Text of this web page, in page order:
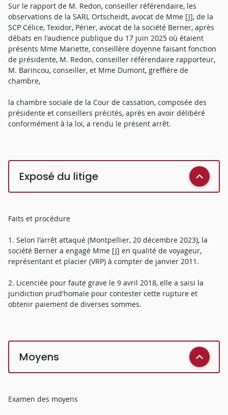
Sur le rapport de M. Redon, conseiller référendaire, les
observations de la SARL Ortscheidt, avocat de Mme [J], de la
SCP Célice, Texidor, Périer, avocat de la société Berner, après
débats en l'audience publique du 17 juin 2025 où étaient
présents Mme Mariette, conseillère doyenne faisant fonction
de présidente, M. Redon, conseiller référendaire rapporteur,
M. Barincou, conseiller, et Mme Dumont, greffière de
chambre,
la chambre sociale de la Cour de cassation, composée des
présidente et conseillers précités, après en avoir délibéré
conformément à la loi, a rendu le présent arrêt.
Exposé du litige
Faits et procédure
1. Selon l'arrêt attaqué (Montpellier, 20 décembre 2023), la
société Berner a engagé Mme [J] en qualité de voyageur,
représentant et placier (VRP) à compter de janvier 2011.
2. Licenciée pour faute grave le 9 avril 2018, elle a saisi la
juridiction prud'homale pour contester cette rupture et
obtenir paiement de diverses sommes.
Moyens
Examen des moyens